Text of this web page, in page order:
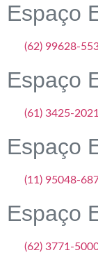
Espaço
(62) 99628-
Espaço
(61) 3425-
Espaço
(11) 95048-
Espaço
(62) 3771-